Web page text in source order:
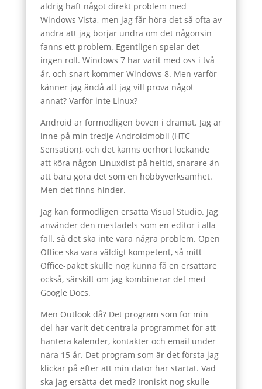
aldrig haft något direkt problem med
Windows Vista, men jag får höra det så ofta av
andra att jag börjar undra om det någonsin
fanns ett problem. Egentligen spelar det
ingen roll. Windows 7 har varit med oss i två
år, och snart kommer Windows 8. Men varför
känner jag ändå att jag vill prova något
annat? Varför inte Linux?
Android är förmodligen boven i dramat. Jag är
inne på min tredje Androidmobil (HTC
Sensation), och det känns oerhört lockande
att köra någon Linuxdist på heltid, snarare än
att bara göra det som en hobbyverksamhet.
Men det finns hinder.
Jag kan förmodligen ersätta Visual Studio. Jag
använder den mestadels som en editor i alla
fall, så det ska inte vara några problem. Open
Office ska vara väldigt kompetent, så mitt
Office-paket skulle nog kunna få en ersättare
också, särskilt om jag kombinerar det med
Google Docs.
Men Outlook då? Det program som för min
del har varit det centrala programmet för att
hantera kalender, kontakter och email under
nära 15 år. Det program som är det första jag
klickar på efter att min dator har startat. Vad
ska jag ersätta det med? Ironiskt nog skulle